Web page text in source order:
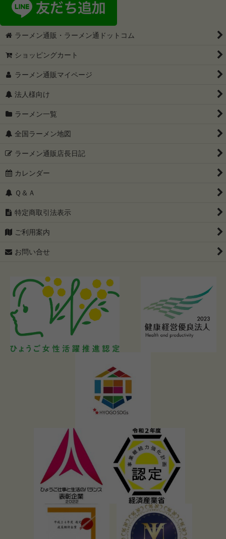
ラーメン通販・ラーメン通ドットコム
ショッピングカート
ラーメン通販マイページ
法人様向け
ラーメン一覧
全国ラーメン地図
ラーメン通販店長日記
カレンダー
Ｑ＆Ａ
特定商取引法表示
ご利用案内
お問い合せ